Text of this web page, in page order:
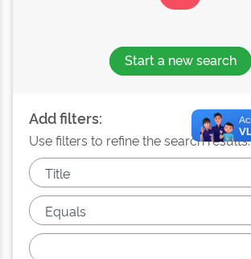
Start a new search
Add filters:
Use filters to refine the search results.